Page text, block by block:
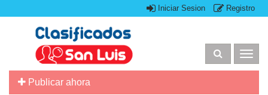
Iniciar Sesion Registro
Publicar ahora